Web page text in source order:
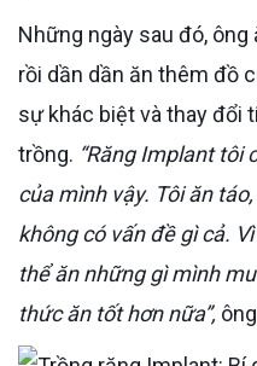
Những ngày sau đó, ông ăn những món mềm trước
rồi dần dần ăn thêm đồ
sự khác biệt và thay đổi
trồng. “Răng Implant tôi
của mình vậy. Tôi ăn
không có vấn đề gì cả.
thể ăn những gì mình
thức ăn tốt hơn nữa”,